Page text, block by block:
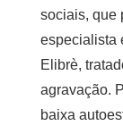
sociais, que
especialista
Elibrè,
agravação.
baixa